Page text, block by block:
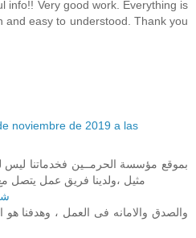
info!! Very good work. Everything is
and easy to understood. Thank you
بموقع مؤسسة الحرمــين فخدماتنا ليس
مثيل ،ولدينا فريق عمل يتصل
والصدق والامانه فى العمل ، وهدفنا